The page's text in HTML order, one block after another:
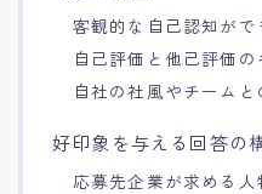
客観的な自己認知が
自己評価と他己評価
自社の社風やチーム
好印象を与える回答の
応募先企業が求める人